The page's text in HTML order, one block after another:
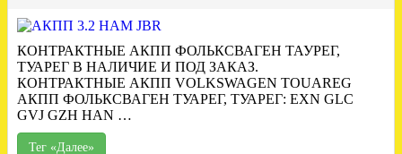
КОНТРАКТНЫЕ АКПП ФОЛЬКСВАГЕН ТАУРЕГ,
ТУАРЕГ В НАЛИЧИЕ И ПОД ЗАКАЗ.
КОНТРАКТНЫЕ АКПП VOLKSWAGEN TOUAREG
АКПП ФОЛЬКСВАГЕН ТУАРЕГ, ТУАРЕГ: EXN GLC
GVJ GZH HAN …
Тег «Далее»